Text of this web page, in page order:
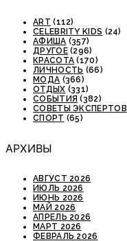
ART (112)
CELEBRITY KIDS (24)
АФИША (357)
ДРУГОЕ(296)
КРАСОТА (170)
ЛИЧНОСТЬ (66)
МОДА (366)
ОТДЫХ (331)
СОБЫТИЯ (382)
СОВЕТЫ ЭКСПЕРТОВ
СПОРТ (65)
АРХИВЫ
АВГУСТ 2026
ИЮЛЬ 2026
ИЮНЬ 2026
МАЙ 2026
АПРЕЛЬ 2026
МАРТ 2026
ФЕВРАЛЬ 2026